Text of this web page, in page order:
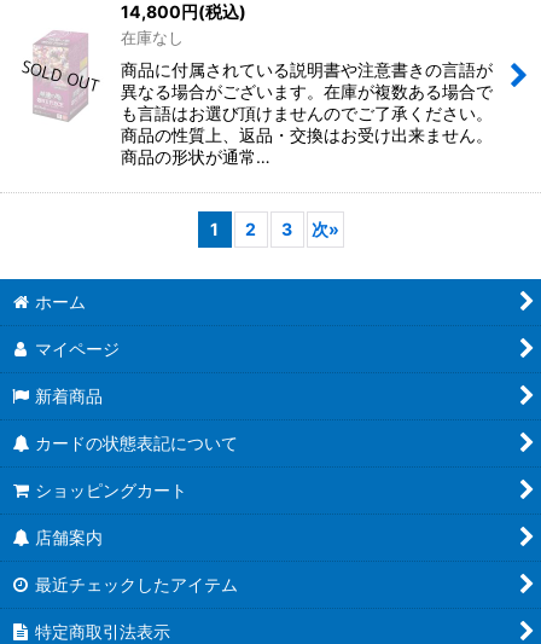
14,800円(税込)
在庫なし
商品に付属されている説明書や注意書きの言語が
異なる場合がございます。在庫が複数ある場合で
も言語はお選び頂けませんのでご了承ください。
商品の性質上、返品・交換はお受け出来ません。
商品の形状が通常…
1 2 3 次»
ホーム
マイページ
新着商品
カードの状態表記について
ショッピングカート
店舗案内
最近チェックしたアイテム
特定商取引法表示